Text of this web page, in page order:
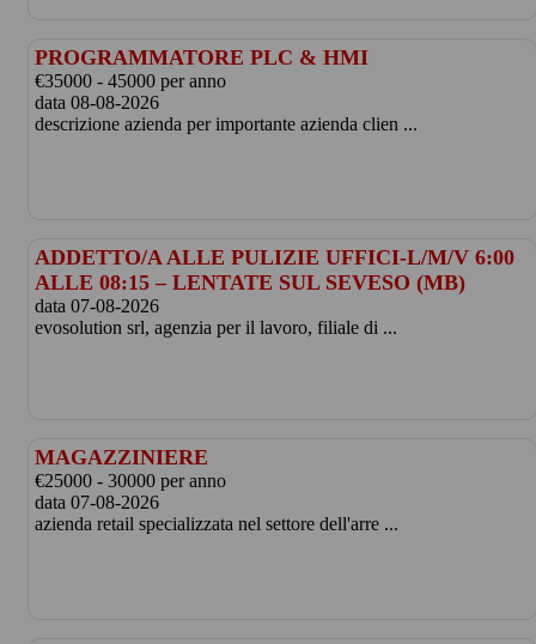
PROGRAMMATORE PLC & HMI
€35000 - 45000 per anno
data 08-08-2026
descrizione azienda per importante azienda clien ...
ADDETTO/A ALLE PULIZIE UFFICI-L/M/V 6:00
ALLE 08:15 – LENTATE SUL SEVESO (MB)
data 07-08-2026
evosolution srl, agenzia per il lavoro, filiale di ...
MAGAZZINIERE
€25000 - 30000 per anno
data 07-08-2026
azienda retail specializzata nel settore dell'arre ...